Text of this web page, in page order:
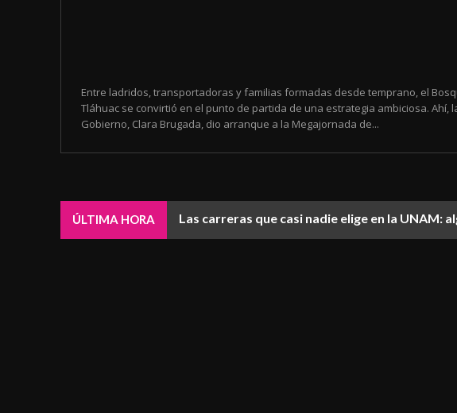
Entre ladridos, transportadoras y familias formadas desde temprano, el
Tláhuac se convirtió en el punto de partida de una estrategia ambiciosa. Ahí,
Gobierno, Clara Brugada, dio arranque a la Megajornada de...
ÚLTIMA HORA Las carreras que casi nadie elige en la UNAM: